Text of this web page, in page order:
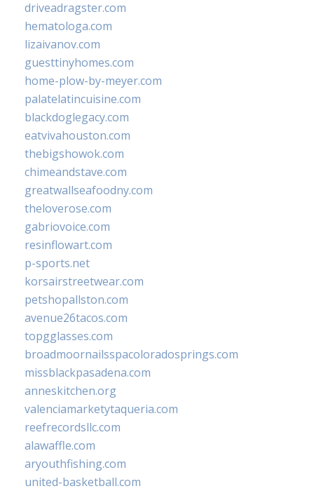
driveadragster.com
hematologa.com
lizaivanov.com
guesttinyhomes.com
home-plow-by-meyer.com
palatelatincuisine.com
blackdoglegacy.com
eatvivahouston.com
thebigshowok.com
chimeandstave.com
greatwallseafoodny.com
theloverose.com
gabriovoice.com
resinflowart.com
p-sports.net
korsairstreetwear.com
petshopallston.com
avenue26tacos.com
topgglasses.com
broadmoornailsspacoloradosprings.com
missblackpasadena.com
anneskitchen.org
valenciamarketytaqueria.com
reefrecordsllc.com
alawaffle.com
aryouthfishing.com
united-basketball.com